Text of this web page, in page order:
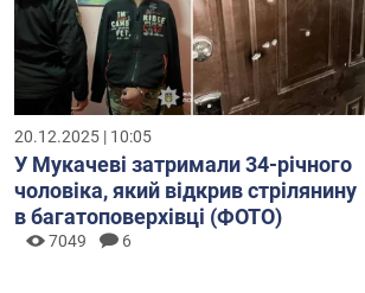
20.12.2025 | 10:05
У Мукачеві затримали 34-річного
чоловіка, який відкрив стрілянину
в багатоповерхівці (ФОТО)
7049 6